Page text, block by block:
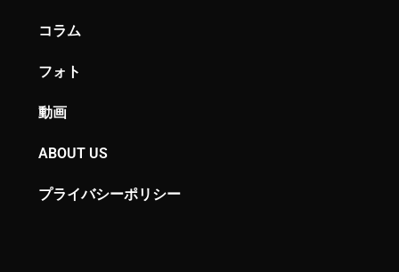
コラム
フォト
動画
ABOUT US
プライバシーポリシー